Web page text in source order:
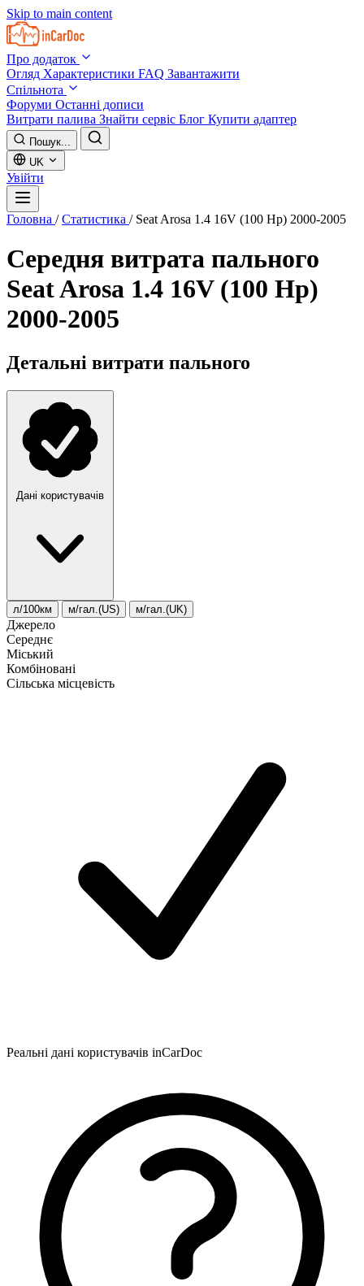
Skip to main content
Про додаток
Огляд Характеристики FAQ Завантажити
Спільнота
Форуми Останні дописи
Витрати палива Знайти сервіс Блог Купити адаптер
Пошук...
UK
Увійти
Головна / Статистика / Seat Arosa 1.4 16V (100 Hp) 2000-2005
Середня витрата пального
Seat Arosa 1.4 16V (100 Hp)
2000-2005
Детальні витрати пального
Дані користувачів
л/100км м/гал.(US) м/гал.(UK)
Джерело
Середнє
Міський
Комбіновані
Сільська місцевість
Реальні дані користувачів inCarDoc